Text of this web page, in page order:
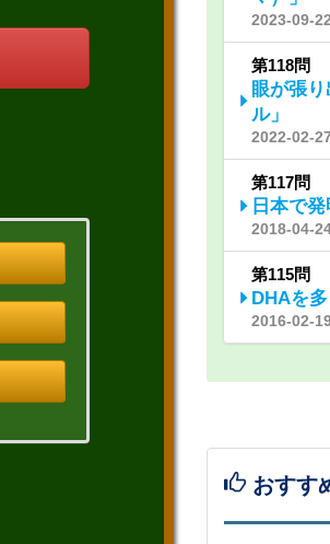
2023-09-22
第118問
眼が張
ル」
2022-02-27
第117問
日本で
2018-04-
第115問
DHAを
2016-02-
おすす